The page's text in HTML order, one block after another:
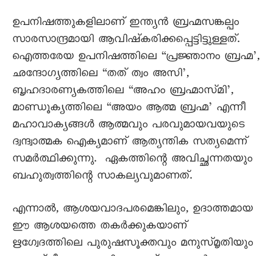
ഉപനിഷത്തുകളിലാണ് ഇന്ത്യൻ ബ്രഹ്മസങ്കല്പം
സാരസാന്ദ്രമായി ആവിഷ്‌കരിക്കപ്പെട്ടിട്ടുള്ളത്.
ഐത്തരേയ ഉപനിഷത്തിലെ “പ്രജ്ഞാനം ബ്രഹ്മ’,
ഛന്ദോഗ്യത്തിലെ “തത് ത്വം അസി’,
ബൃഹദാരണ്യകത്തിലെ “അഹം ബ്രഹ്മാസ്മി’,
മാണ്ഡൂക്യത്തിലെ “അയം ആത്മ ബ്രഹ്മ’ എന്നീ
മഹാവാക്യങ്ങൾ ആത്മവും പരവുമായവയുടെ
ദ്വന്ദ്വാത്മക ഐക്യമാണ് ആത്യന്തിക സത്യമെന്ന്
സമർത്ഥിക്കുന്നു. ഏകത്തിന്റെ അവിച്ഛന്നതയും
ബഹുത്വത്തിന്റെ സാകല്യവുമാണത്.
എന്നാൽ, ആശയവാദപരമെങ്കിലും, ഉദാത്തമായ
ഈ ആശയത്തെ തകർക്കുകയാണ്
ഋഗ്വേദത്തിലെ പുരുഷസൂക്തവും മനുസ്മൃതിയും